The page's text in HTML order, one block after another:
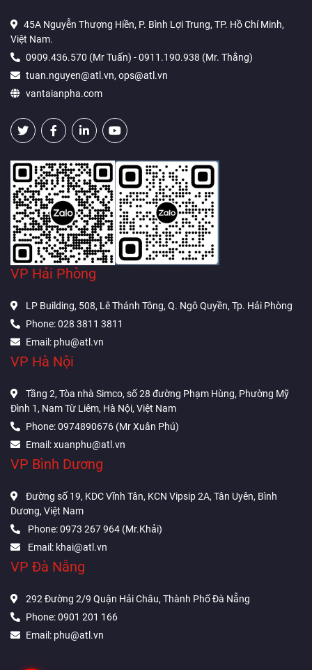
45A Nguyễn Thượng Hiền, P. Bình Lợi Trung, TP. Hồ Chí Minh,
Việt Nam.
0909.436.570 (Mr Tuấn) - 0911.190.938 (Mr. Thắng)
tuan.nguyen@atl.vn, ops@atl.vn
vantaianpha.com
VP Hải Phòng
LP Building, 508, Lê Thánh Tông, Q. Ngô Quyền, Tp. Hải Phòng
Phone: 028 3811 3811
Email: phu@atl.vn
VP Hà Nội
Tầng 2, Tòa nhà Simco, số 28 đường Phạm Hùng, Phường Mỹ
Đình 1, Nam Từ Liêm, Hà Nội, Việt Nam
Phone: 0974890676 (Mr Xuân Phú)
Email: xuanphu@atl.vn
VP Bình Dương
Đường số 19, KDC Vĩnh Tân, KCN Vipsip 2A, Tân Uyên, Bình
Dương, Việt Nam
Phone: 0973 267 964 (Mr.Khải)
Email: khai@atl.vn
VP Đà Nẵng
292 Đường 2/9 Quận Hải Châu, Thành Phố Đà Nẵng
Phone: 0901 201 166
Email: phu@atl.vn